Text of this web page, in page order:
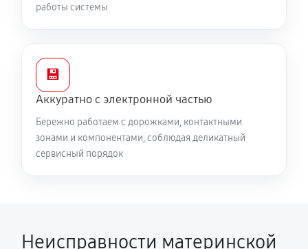
работы системы
💾
Аккуратно с электронной частью
Бережно работаем с дорожками, контактными
зонами и компонентами, соблюдая деликатный
сервисный порядок
Неисправности материнской